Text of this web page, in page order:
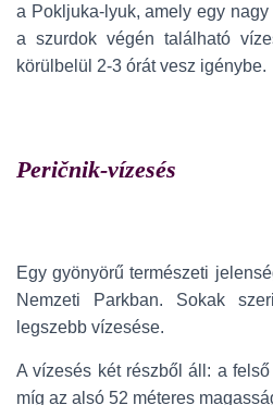
a Pokljuka-lyuk, amely egy
a szurdok végén található
körülbelül 2-3 órát vesz igénybe.
Peričnik-vízesés
Egy gyönyörű természeti
Nemzeti Parkban. Sokak
legszebb vízesése.
A vízesés két részből áll: a
míg az alsó 52 méteres